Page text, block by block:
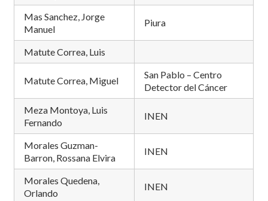
Mas Sanchez, Jorge
Manuel
Piura
Matute Correa, Luis
Matute Correa, Miguel
San Pablo – Centro
Detector del Cáncer
Meza Montoya, Luis
Fernando
INEN
Morales Guzman-
Barron, Rossana Elvira
INEN
Morales Quedena,
Orlando
INEN